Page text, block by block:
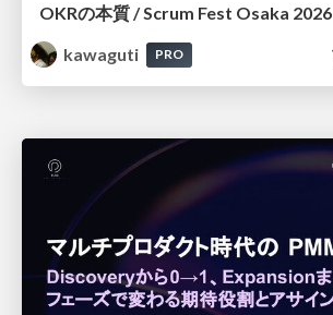
OKRの本質 / Scrum Fest Osaka 2026
kawaguti
PRO